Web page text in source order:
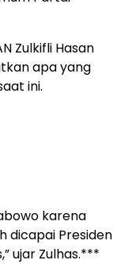
Zulkifli Hasan
apa yang
ini.
karena
dicapai Presiden
ujar Zulhas.***